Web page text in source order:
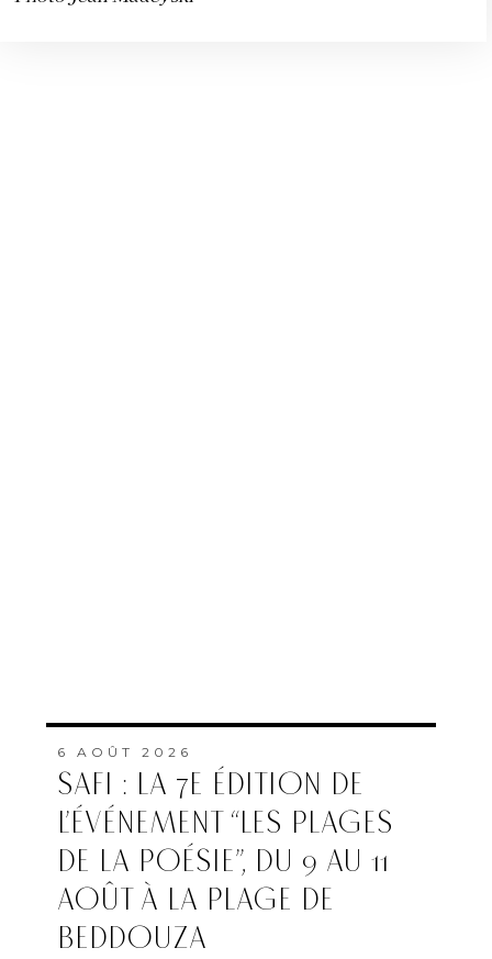
6 AOÛT 2026
SAFI : LA 7E ÉDITION DE
L’ÉVÉNEMENT “LES PLAGES
DE LA POÉSIE”, DU 9 AU 11
AOÛT À LA PLAGE DE
BEDDOUZA